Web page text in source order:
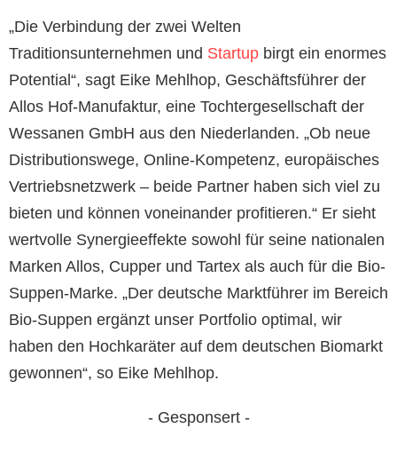
„Die Verbindung der zwei Welten
Traditionsunternehmen und Startup birgt ein enormes
Potential“, sagt Eike Mehlhop, Geschäftsführer der
Allos Hof-Manufaktur, eine Tochtergesellschaft der
Wessanen GmbH aus den Niederlanden. „Ob neue
Distributionswege, Online-Kompetenz, europäisches
Vertriebsnetzwerk – beide Partner haben sich viel zu
bieten und können voneinander profitieren.“ Er sieht
wertvolle Synergieeffekte sowohl für seine nationalen
Marken Allos, Cupper und Tartex als auch für die Bio-
Suppen-Marke. „Der deutsche Marktführer im Bereich
Bio-Suppen ergänzt unser Portfolio optimal, wir
haben den Hochkaräter auf dem deutschen Biomarkt
gewonnen“, so Eike Mehlhop.
- Gesponsert -